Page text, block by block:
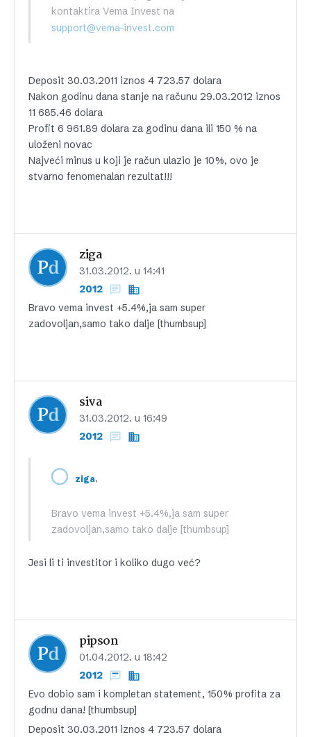
kontaktira Vema Invest na
support@vema-invest.com
Deposit 30.03.2011 iznos 4 723.57 dolara
Nakon godinu dana stanje na računu 29.03.2012 iznos
11 685.46 dolara
Profit 6 961.89 dolara za godinu dana ili 150 % na
uloženi novac
Najveći minus u koji je račun ulazio je 10%, ovo je
stvarno fenomenalan rezultat!!!
ziga
31.03.2012. u 14:41
2012
Bravo vema invest +5.4%,ja sam super
zadovoljan,samo tako dalje [thumbsup]
siva
31.03.2012. u 16:49
2012
ziga,
Bravo vema invest +5.4%,ja sam super
zadovoljan,samo tako dalje [thumbsup]
Jesi li ti investitor i koliko dugo već?
pipson
01.04.2012. u 18:42
2012
Evo dobio sam i kompletan statement, 150% profita za
godnu dana! [thumbsup]
Deposit 30.03.2011 iznos 4 723.57 dolara